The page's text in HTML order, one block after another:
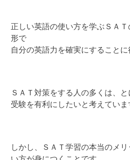
正しい英語の使い方を学ぶＳＡ
形で
自分の英語力を確実にすることに
ＳＡＴ対策をする人の多くは、
受験を有利にしたいと考えていま
しかし、ＳＡＴ学習の本当のメ